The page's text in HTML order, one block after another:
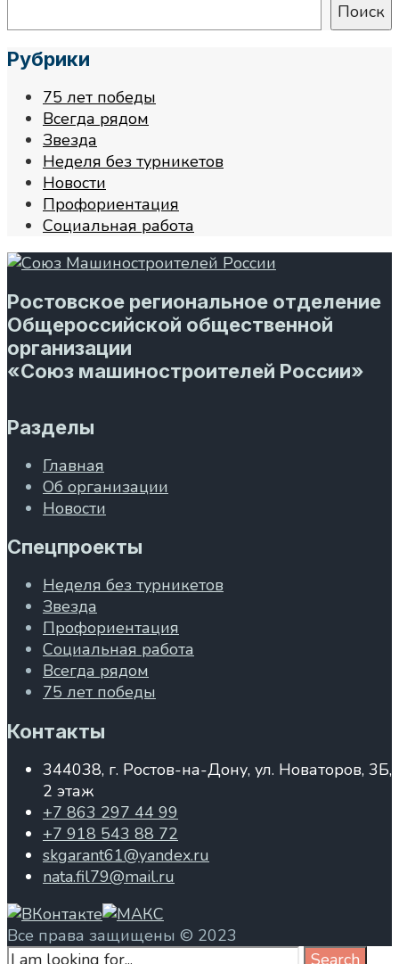
Поиск
Рубрики
75 лет победы
Всегда рядом
Звезда
Неделя без турникетов
Новости
Профориентация
Социальная работа
Ростовское региональное отделение
Общероссийской общественной
организации
«Союз машиностроителей России»
Разделы
Главная
Об организации
Новости
Спецпроекты
Неделя без турникетов
Звезда
Профориентация
Социальная работа
Всегда рядом
75 лет победы
Контакты
344038, г. Ростов-на-Дону, ул. Новаторов, 3Б,
2 этаж
+7 863 297 44 99
+7 918 543 88 72
skgarant61@yandex.ru
nata.fil79@mail.ru
Все права защищены © 2023
Search
Search